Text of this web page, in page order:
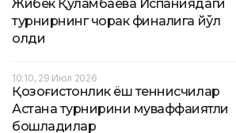
Жибек Қуламбаева Испаниядаги
турнирнинг чорак финалига йўл
олди
10:10, 29 Июл 2026
Қозоғистонлик ёш теннисчилар
Астана турнирини муваффақиятли
бошладилар